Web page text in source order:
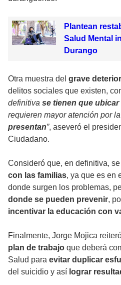
Plantean
Salud Mental
Durango
Otra muestra del grave
delitos sociales que existen,
definitiva se tienen que
requieren mayor atención por la
presentan”, aseveró el
Ciudadano.
Consideró que, en definitiva,
con las familias, ya que es en
donde surgen los problemas,
donde se pueden prevenir,
incentivar la educación con
Finalmente, Jorge Mojica
plan de trabajo que deberá
Salud para evitar duplicar
del suicidio y así lograr